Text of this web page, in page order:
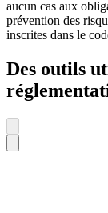
aucun cas aux
prévention des
inscrites dans le
Des outils